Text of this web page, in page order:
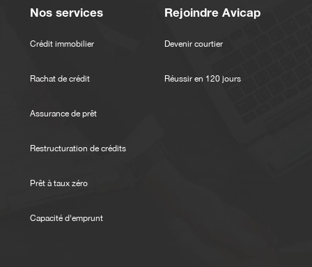
Nos services
Crédit immobilier
Rachat de crédit
Assurance de prêt
Restructuration de crédits
Prêt à taux zéro
Capacité d'emprunt
Rejoindre Avicap
Devenir courtier
Réussir en 120 jours